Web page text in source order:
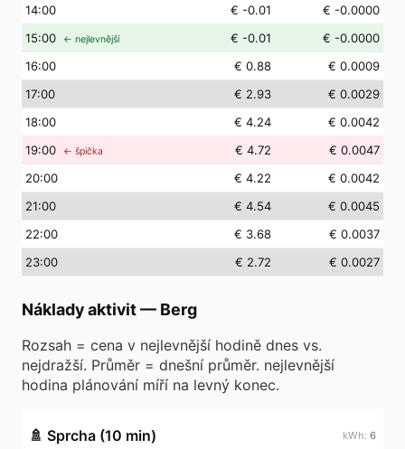
14:00 € -0.01
€ -0.0000
15:00 ← nejlevnější € -0.01
€ -0.0000
16:00 € 0.88
€ 0.0009
17:00 € 2.93
€ 0.0029
18:00 € 4.24
€ 0.0042
19:00 ← špička € 4.72
€ 0.0047
20:00 € 4.22
€ 0.0042
21:00 € 4.54
€ 0.0045
22:00 € 3.68
€ 0.0037
23:00 € 2.72 € 0.0027
Náklady aktivit— Berg
Rozsah = cena v nejlevnější hodině dnes vs.
nejdražší. Průměr = dnešní průměr. nejlevnější
hodina plánování míří na levný konec.
🚿 Sprcha (10 min) 6